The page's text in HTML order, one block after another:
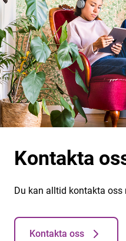
Kontakta
Du kan alltid kontakta
Kontakta oss